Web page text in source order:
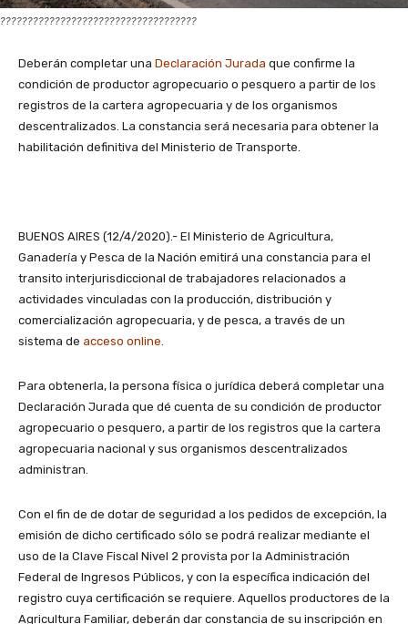
????????????????????????????????????
Deberán completar una Declaración Jurada que confirme la
condición de productor agropecuario o pesquero a partir de los
registros de la cartera agropecuaria y de los organismos
descentralizados. La constancia será necesaria para obtener la
habilitación definitiva del Ministerio de Transporte.
BUENOS AIRES (12/4/2020).- El Ministerio de Agricultura,
Ganadería y Pesca de la Nación emitirá una constancia para el
transito interjurisdiccional de trabajadores relacionados a
actividades vinculadas con la producción, distribución y
comercialización agropecuaria, y de pesca, a través de un
sistema de acceso online.
Para obtenerla, la persona física o jurídica deberá completar una
Declaración Jurada que dé cuenta de su condición de productor
agropecuario o pesquero, a partir de los registros que la cartera
agropecuaria nacional y sus organismos descentralizados
administran.
Con el fin de de dotar de seguridad a los pedidos de excepción, la
emisión de dicho certificado sólo se podrá realizar mediante el
uso de la Clave Fiscal Nivel 2 provista por la Administración
Federal de Ingresos Públicos, y con la específica indicación del
registro cuya certificación se requiere. Aquellos productores de la
Agricultura Familiar, deberán dar constancia de su inscripción en